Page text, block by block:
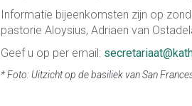
Informatie bijeenkomsten zijn op
pastorie Aloysius, Adriaen van
Geef u op per email:
* Foto: Uitzicht op de basiliek van San